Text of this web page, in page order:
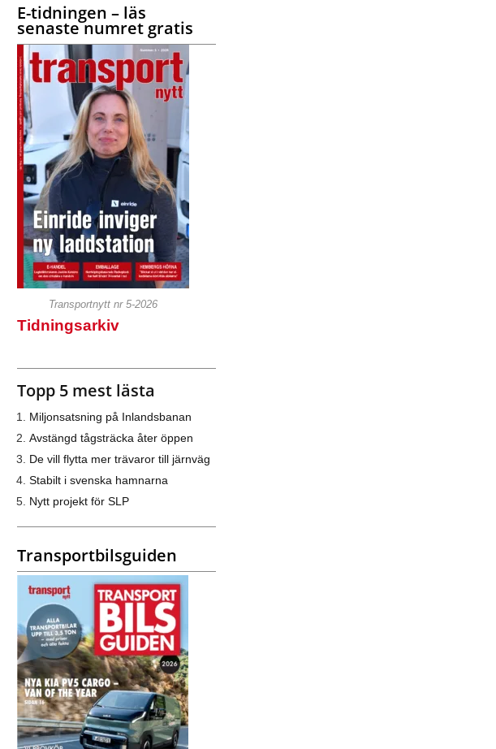
E-tidningen – läs
senaste numret gratis
Transportnytt nr 5-2026
Tidningsarkiv
Topp 5 mest lästa
Miljonsatsning på Inlandsbanan
Avstängd tågsträcka åter öppen
De vill flytta mer trävaror till järnväg
Stabilt i svenska hamnarna
Nytt projekt för SLP
Transportbilsguiden